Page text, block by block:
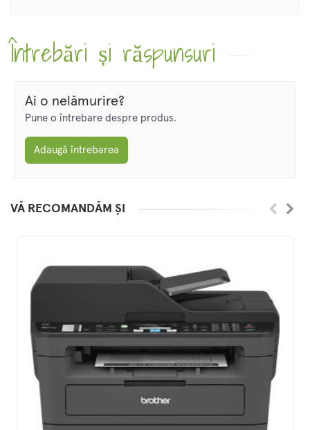
Întrebări și răspunsuri
Ai o nelămurire?
Pune o întrebare despre produs.
Adaugă întrebarea
VĂ RECOMANDĂM ȘI